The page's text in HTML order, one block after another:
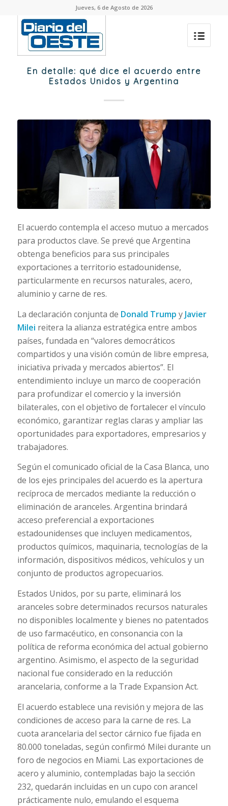
Jueves, 6 de Agosto de 2026
En detalle: qué dice el acuerdo entre
Estados Unidos y Argentina
El acuerdo contempla el acceso mutuo a mercados
para productos clave. Se prevé que Argentina
obtenga beneficios para sus principales
exportaciones a territorio estadounidense,
particularmente en recursos naturales, acero,
aluminio y carne de res.
La declaración conjunta de Donald Trump y Javier
Milei reitera la alianza estratégica entre ambos
países, fundada en “valores democráticos
compartidos y una visión común de libre empresa,
iniciativa privada y mercados abiertos”. El
entendimiento incluye un marco de cooperación
para profundizar el comercio y la inversión
bilaterales, con el objetivo de fortalecer el vínculo
económico, garantizar reglas claras y ampliar las
oportunidades para exportadores, empresarios y
trabajadores.
Según el comunicado oficial de la Casa Blanca, uno
de los ejes principales del acuerdo es la apertura
recíproca de mercados mediante la reducción o
eliminación de aranceles. Argentina brindará
acceso preferencial a exportaciones
estadounidenses que incluyen medicamentos,
productos químicos, maquinaria, tecnologías de la
información, dispositivos médicos, vehículos y un
conjunto de productos agropecuarios.
Estados Unidos, por su parte, eliminará los
aranceles sobre determinados recursos naturales
no disponibles localmente y bienes no patentados
de uso farmacéutico, en consonancia con la
política de reforma económica del actual gobierno
argentino. Asimismo, el aspecto de la seguridad
nacional fue considerado en la reducción
arancelaria, conforme a la Trade Expansion Act.
El acuerdo establece una revisión y mejora de las
condiciones de acceso para la carne de res. La
cuota arancelaria del sector cárnico fue fijada en
80.000 toneladas, según confirmó Milei durante un
foro de negocios en Miami. Las exportaciones de
acero y aluminio, contempladas bajo la sección
232, quedarán incluidas en un cupo con arancel
prácticamente nulo, emulando el esquema